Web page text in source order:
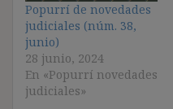
Popurrí de novedades
judiciales (núm. 38,
junio)
28 junio, 2024
En «Popurrí novedades
judiciales»